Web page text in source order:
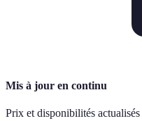
Mis à jour en continu
Prix et disponibilités actualisés